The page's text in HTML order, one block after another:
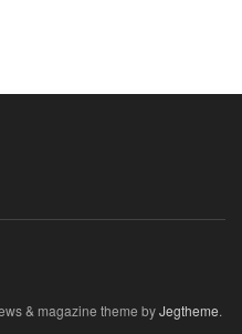
& magazine theme byJegtheme.